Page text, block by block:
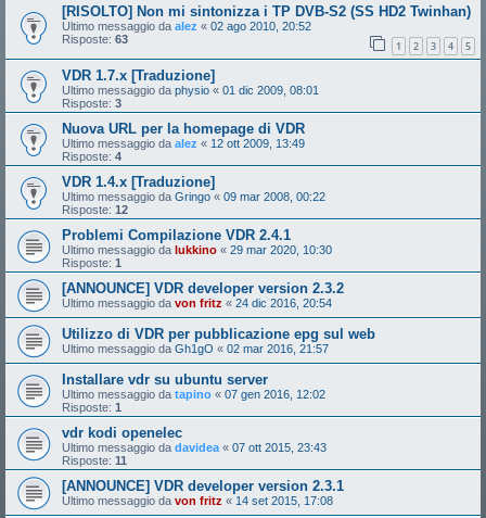
[RISOLTO] Non mi sintonizza i TP DVB-S2 (SS HD2 Twinhan)
Ultimo messaggio da alez « 02 ago 2010, 20:52
Risposte: 63 1 2 3 4 5
VDR 1.7.x [Traduzione]
Ultimo messaggio da physio « 01 dic 2009, 08:01
Risposte: 3
Nuova URL per la homepage di VDR
Ultimo messaggio da alez « 12 ott 2009, 13:49
Risposte: 4
VDR 1.4.x [Traduzione]
Ultimo messaggio da Gringo « 09 mar 2008, 00:22
Risposte: 12
Problemi Compilazione VDR 2.4.1
Ultimo messaggio da lukkino « 29 mar 2020, 10:30
Risposte: 1
[ANNOUNCE] VDR developer version 2.3.2
Ultimo messaggio da von fritz « 24 dic 2016, 20:54
Utilizzo di VDR per pubblicazione epg sul web
Ultimo messaggio da Gh1gO « 02 mar 2016, 21:57
Installare vdr su ubuntu server
Ultimo messaggio da tapino « 07 gen 2016, 12:02
Risposte: 1
vdr kodi openelec
Ultimo messaggio da davidea « 07 ott 2015, 23:43
Risposte: 11
[ANNOUNCE] VDR developer version 2.3.1
Ultimo messaggio da von fritz « 14 set 2015, 17:08